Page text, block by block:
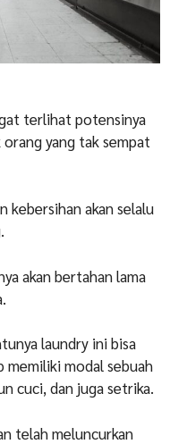
terlihat potensinya
yang tak sempat
kebersihan akan selalu
akan bertahan lama
laundry ini bisa
memiliki modal sebuah
cuci, dan juga setrika.
telah meluncurkan